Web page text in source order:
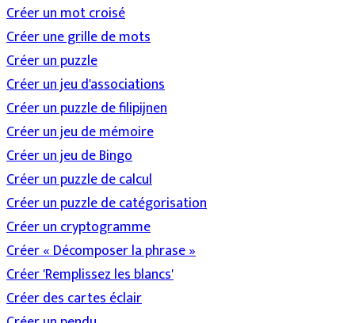
Créer un mot croisé
Créer une grille de mots
Créer un puzzle
Créer un jeu d'associations
Créer un puzzle de filipijnen
Créer un jeu de mémoire
Créer un jeu de Bingo
Créer un puzzle de calcul
Créer un puzzle de catégorisation
Créer un cryptogramme
Créer « Décomposer la phrase »
Créer 'Remplissez les blancs'
Créer des cartes éclair